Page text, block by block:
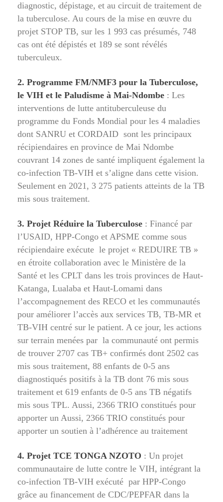
diagnostic, dépistage, et au circuit de traitement de
la tuberculose. Au cours de la mise en œuvre du
projet STOP TB, sur les 1 993 cas présumés, 748
cas ont été dépistés et 189 se sont révélés
tuberculeux.
2. Programme FM/NMF3 pour la Tuberculose,
le VIH et le Paludisme à Mai-Ndombe : Les
interventions de lutte antituberculeuse du
programme du Fonds Mondial pour les 4 maladies
dont SANRU et CORDAID sont les principaux
récipiendaires en province de Mai Ndombe
couvrant 14 zones de santé impliquent également la
co-infection TB-VIH et s’aligne dans cette vision.
Seulement en 2021, 3 275 patients atteints de la TB
mis sous traitement.
3. Projet Réduire la Tuberculose : Financé par
l’USAID, HPP-Congo et APSME comme sous
récipiendaire exécute le projet « REDUIRE TB »
en étroite collaboration avec le Ministère de la
Santé et les CPLT dans les trois provinces de Haut-
Katanga, Lualaba et Haut-Lomami dans
l’accompagnement des RECO et les communautés
pour améliorer l’accès aux services TB, TB-MR et
TB-VIH centré sur le patient. A ce jour, les actions
sur terrain menées par la communauté ont permis
de trouver 2707 cas TB+ confirmés dont 2502 cas
mis sous traitement, 88 enfants de 0-5 ans
diagnostiqués positifs à la TB dont 76 mis sous
traitement et 619 enfants de 0-5 ans TB négatifs
mis sous TPL. Aussi, 2366 TRIO constitués pour
apporter un Aussi, 2366 TRIO constitués pour
apporter un soutien à l’adhérence au traitement
4. Projet TCE TONGA NZOTO : Un projet
communautaire de lutte contre le VIH, intégrant la
co-infection TB-VIH exécuté par HPP-Congo
grâce au financement de CDC/PEPFAR dans la